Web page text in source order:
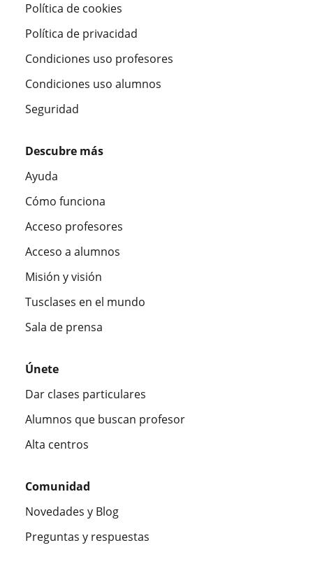
Política de cookies
Política de privacidad
Condiciones uso profesores
Condiciones uso alumnos
Seguridad
Descubre más
Ayuda
Cómo funciona
Acceso profesores
Acceso a alumnos
Misión y visión
Tusclases en el mundo
Sala de prensa
Únete
Dar clases particulares
Alumnos que buscan profesor
Alta centros
Comunidad
Novedades y Blog
Preguntas y respuestas